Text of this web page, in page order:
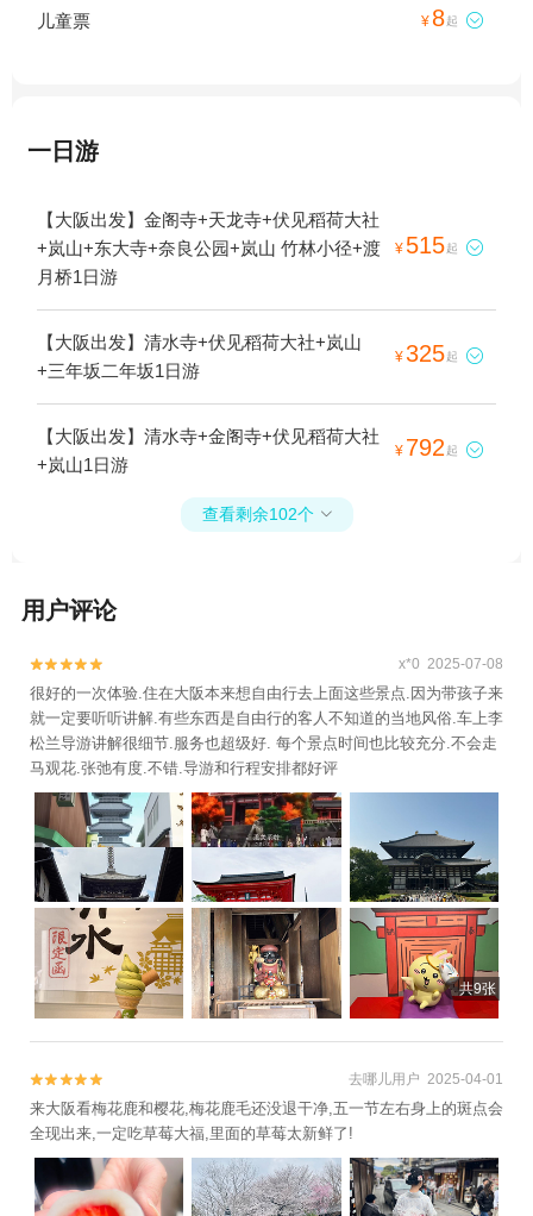
儿童票 ¥ 8起 
一日游
【大阪出发】金阁寺+天龙寺+伏见稻荷大社
+岚山+东大寺+奈良公园+岚山 竹林小径+渡
月桥1日游
¥ 515起 
【大阪出发】清水寺+伏见稻荷大社+岚山
+三年坂二年坂1日游
¥325起 
【大阪出发】清水寺+金阁寺+伏见稻荷大社
+岚山1日游
¥ 792 起 
查看剩余102个 
用户评论

 x*0 2025-07-08
很好的一次体验.住在大阪本来想自由行去上面这些景点.因为带孩子来
就一定要听听讲解.有些东西是自由行的客人不知道的当地风俗.车上李
松兰导游讲解很细节.服务也超级好. 每个景点时间也比较充分.不会走
马观花.张弛有度.不错.导游和行程安排都好评
共9张

 去哪儿用户 2025-04-01
来大阪看梅花鹿和樱花,梅花鹿毛还没退干净,五一节左右身上的斑点会
全现出来,一定吃草莓大福,里面的草莓太新鲜了!